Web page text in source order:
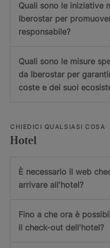
Quali sono le iniziative
Iberostar per
responsabile?
Quali sono le misure
da Iberostar per
coste e dei suoi
CHIEDICI QUALSIASI COSA
Hotel
È necessario il web
arrivare all'hotel?
Fino a che ora è
il check-out dell'hotel?